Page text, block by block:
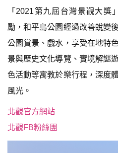
「2021第九屆台灣景觀大獎
勵，和平島公園經過改善蛻變
公園賞景、戲水，享受在地特
景與歷史文化導覽、實境解謎
色活動等寓教於樂行程，深度
風光。
北觀官方網站
北觀FB粉絲團